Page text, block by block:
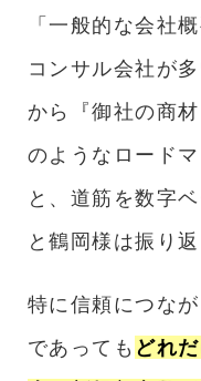
「一般的な会社
コンサル会社が
から『御社の商
のようなロード
と、道筋を数字
と鶴岡様は振り返
特に信頼につな
であっても どれ